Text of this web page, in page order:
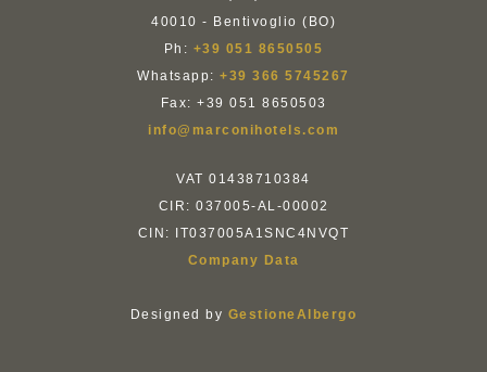
40010 - Bentivoglio (BO)
Ph: +39 051 8650505
Whatsapp:+39 366 5745267
Fax: +39 051 8650503
info@marconihotels.com
VAT 01438710384
CIR: 037005-AL-00002
CIN: IT037005A1SNC4NVQT
Company Data
Designed by GestioneAlbergo